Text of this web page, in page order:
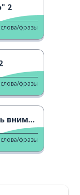
2
слова/фразы
слова/фразы
слова/фразы